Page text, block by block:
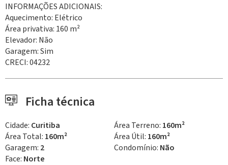
INFORMAÇÕES ADICIONAIS:
Aquecimento: Elétrico
Área privativa: 160 m²
Elevador: Não
Garagem: Sim
CRECI: 04232
Ficha técnica
Cidade: Curitiba Área Terreno: 160m²
Área Total: 160m² Área Útil: 160m²
Garagem: 2 Condomínio: Não
Face: Norte